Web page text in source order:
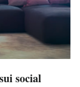
social